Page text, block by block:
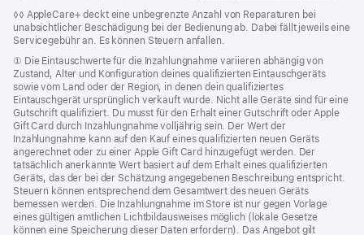
Fußnote
◊◊ AppleCare+ deckt eine unbegrenzte Anzahl von Reparaturen bei
unabsichtlicher Beschädigung bei der Bedienung ab. Dabei fällt jeweils eine
Servicegebühr an. Es können Steuern anfallen.
Fußnote
① Die Eintauschwerte für die Inzahlungnahme variieren abhängig von
Zustand, Alter und Konfiguration deines qualifizierten Eintauschgeräts
sowie vom Land oder der Region, in denen dein qualifiziertes
Eintauschgerät ursprünglich verkauft wurde. Nicht alle Geräte sind für eine
Gutschrift qualifiziert. Du musst für den Erhalt einer Gutschrift oder Apple
Gift Card durch Inzahlungnahme volljährig sein. Der Wert der
Inzahlungnahme kann auf den Kauf eines qualifizierten neuen Geräts
angerechnet oder zu einer Apple Gift Card hinzugefügt werden. Der
tatsächlich anerkannte Wert basiert auf dem Erhalt eines qualifizierten
Geräts, das der bei der Schätzung angegebenen Beschreibung entspricht.
Steuern können entsprechend dem Gesamtwert des neuen Geräts
bemessen werden. Die Inzahlungnahme im Store ist nur gegen Vorlage
eines gültigen amtlichen Lichtbildausweises möglich (lokale Gesetze
können eine Speicherung dieser Daten erfordern). Das Angebot gilt